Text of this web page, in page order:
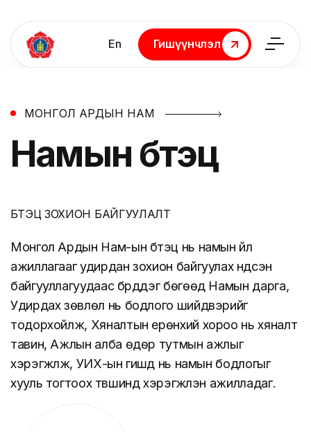
En
Гишүүнчлэл
Гишүүнчлэл
МОНГОЛ АРДЫН НАМ
Намын бүтэц
БҮТЭЦ ЗОХИОН БАЙГУУЛАЛТ
Монгол Ардын Нам-ын бүтэц нь намын үйл
ажиллагааг удирдан зохион байгуулах үндсэн
байгууллагуудаас бүрддэг бөгөөд Намын дарга,
Удирдах зөвлөл нь бодлого шийдвэрийг
тодорхойлж, Хяналтын ерөнхий хороо нь хяналт
тавин, Ажлын алба өдөр тутмын ажлыг
хэрэгжүүлж, УИХ-ын гишүүд нь намын бодлогыг
хууль тогтоох түвшинд хэрэгжүүлэн ажилладаг.